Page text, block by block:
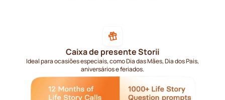
Caixa de presente Storii
Ideal para ocasiões especiais, como Dia das Mães, Dia dos Pais,
aniversários e feriados.